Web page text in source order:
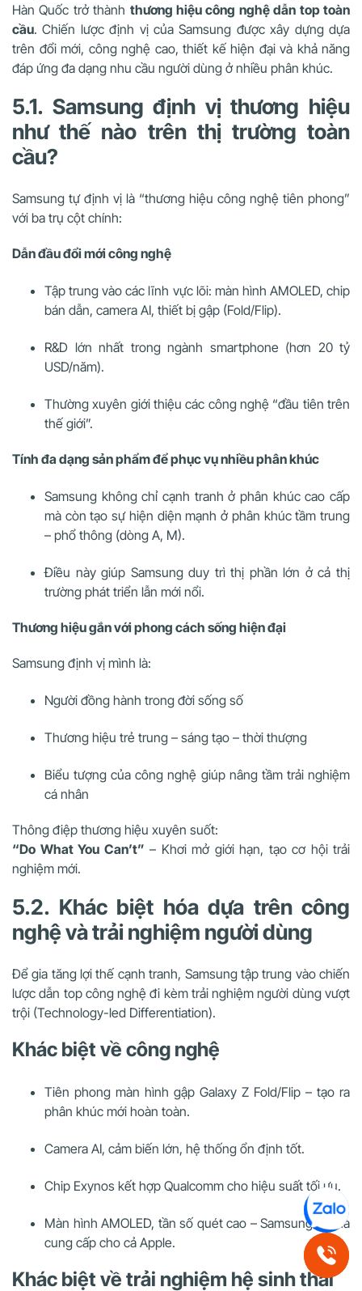
Hàn Quốc trở thành thương hiệu công nghệ dẫn top toàn
cầu. Chiến lược định vị của Samsung được xây dựng dựa
trên đổi mới, công nghệ cao, thiết kế hiện đại và khả năng
đáp ứng đa dạng nhu cầu người dùng ở nhiều phân khúc.
5.1. Samsung định vị thương hiệu
như thế nào trên thị trường toàn
cầu?
Samsung tự định vị là “thương hiệu công nghệ tiên phong”
với ba trụ cột chính:
Dẫn đầu đổi mới công nghệ
Tập trung vào các lĩnh vực lõi: màn hình AMOLED, chip
bán dẫn, camera AI, thiết bị gập (Fold/Flip).
R&D lớn nhất trong ngành smartphone (hơn 20 tỷ
USD/năm).
Thường xuyên giới thiệu các công nghệ “đầu tiên trên
thế giới”.
Tính đa dạng sản phẩm để phục vụ nhiều phân khúc
Samsung không chỉ cạnh tranh ở phân khúc cao cấp
mà còn tạo sự hiện diện mạnh ở phân khúc tầm trung
– phổ thông (dòng A, M).
Điều này giúp Samsung duy trì thị phần lớn ở cả thị
trường phát triển lẫn mới nổi.
Thương hiệu gắn với phong cách sống hiện đại
Samsung định vị mình là:
Người đồng hành trong đời sống số
Thương hiệu trẻ trung – sáng tạo – thời thượng
Biểu tượng của công nghệ giúp nâng tầm trải nghiệm
cá nhân
Thông điệp thương hiệu xuyên suốt:
“Do What You Can’t” – Khơi mở giới hạn, tạo cơ hội trải
nghiệm mới.
5.2. Khác biệt hóa dựa trên công
nghệ và trải nghiệm người dùng
Để gia tăng lợi thế cạnh tranh, Samsung tập trung vào chiến
lược dẫn top công nghệ đi kèm trải nghiệm người dùng vượt
trội (Technology-led Differentiation).
Khác biệt về công nghệ
Tiên phong màn hình gập Galaxy Z Fold/Flip – tạo ra
phân khúc mới hoàn toàn.
Camera AI, cảm biến lớn, hệ thống ổn định tốt.
Chip Exynos kết hợp Qualcomm cho hiệu suất tối ưu.
Màn hình AMOLED, tần số quét cao – Samsung là nhà
cung cấp cho cả Apple.
Khác biệt về trải nghiệm hệ sinh thái